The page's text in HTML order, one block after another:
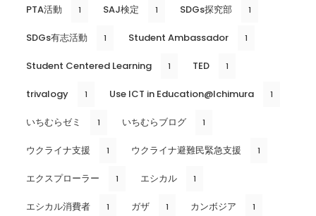
PTA活動 1 SAJ検定 1 SDGs探究部 1
SDGs有志活動 1 Student Ambassador 1
Student Centered Learning 1 TED 1
trivalogy 1 Use ICT in Education@Ichimura 1
いちむらゼミ 1 いちむらブログ 1
ウクライナ支援 1 ウクライナ避難民緊急支援 1
エクスプローラー 1 エシカル 1
エシカル消費者 1 ガザ 1 カンボジア 1